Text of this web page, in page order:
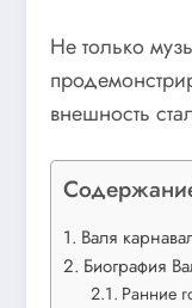
Не только
внешность
Валя
Биография
Ранние